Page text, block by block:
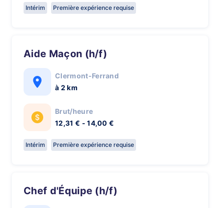
Intérim Première expérience requise
Aide Maçon (h/f)
Clermont-Ferrand
à 2 km
Brut/heure
12,31 € - 14,00 €
Intérim Première expérience requise
Chef d'Équipe (h/f)